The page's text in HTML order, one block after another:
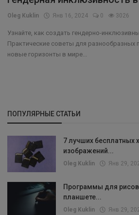
Oleg Kuklin Янв 16, 2024 0 3026
Узнайте, как создать гендерно-
Практические советы для разнообразных
новые горизонты в мире...
ПОПУЛЯРНЫЕ СТАТЬИ
7 лучших бесплатных
изображений...
Oleg Kuklin Янв 29,
Программы для
планшете...
Oleg Kuklin Янв 29,